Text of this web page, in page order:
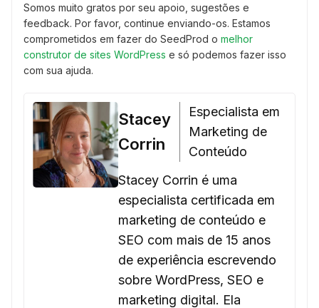
Somos muito gratos por seu apoio, sugestões e
feedback. Por favor, continue enviando-os. Estamos
comprometidos em fazer do SeedProd o melhor
construtor de sites WordPress e só podemos fazer isso
com sua ajuda.
Stacey
Corrin
Especialista em
Marketing de
Conteúdo
Stacey Corrin é uma
especialista certificada em
marketing de conteúdo e
SEO com mais de 15 anos
de experiência escrevendo
sobre WordPress, SEO e
marketing digital. Ela